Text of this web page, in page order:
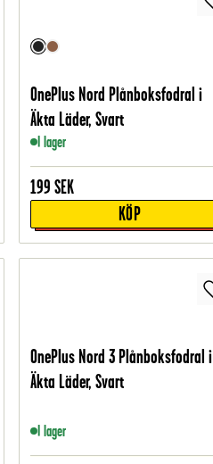
OnePlus Nord Plånboksfodral i
Äkta Läder, Svart
I lager
199 SEK
KÖP
OnePlus Nord 3 Plånboksfodral i
Äkta Läder, Svart
I lager